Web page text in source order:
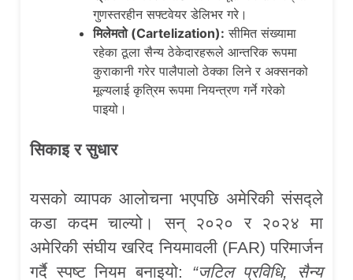
गुणस्तरहीन सफ्टवेयर डेलिभर गरे।
मिलेमतो (Cartelization): सीमित संख्यामा
रहेका ठूला सैन्य ठेकेदारहरूले आन्तरिक रूपमा
कुराकानी गरेर पालैपालो ठेक्का लिने र अक्सनको
मूल्यलाई कृत्रिम रूपमा नियन्त्रण गर्ने गरेको
पाइयो।
सिकाइ र सुधार
यसको व्यापक आलोचना भएपछि अमेरिकी संसद्ले
कडा कदम चाल्यो। सन् २०२० र २०२४ मा
अमेरिकी संघीय खरिद नियमावली (FAR) परिमार्जन
गर्दै स्पष्ट नियम बनाइयो: “जटिल प्रविधि, सैन्य